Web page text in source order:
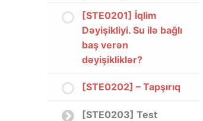
[STE0201] İqlim
Dəyişikliyi. Su ilə bağlı
baş verən
dəyişikliklər?
[STE0202] – Tapşırıq
[STE0203] Test